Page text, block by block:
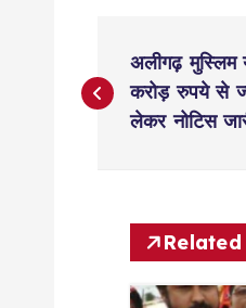
o
अलीगढ़ मुस्लिम
करोड़ रुपये से
लेकर नोटिस